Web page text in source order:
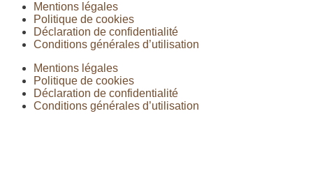
Mentions légales
Politique de cookies
Déclaration de confidentialité
Conditions générales d’utilisation
Mentions légales
Politique de cookies
Déclaration de confidentialité
Conditions générales d’utilisation